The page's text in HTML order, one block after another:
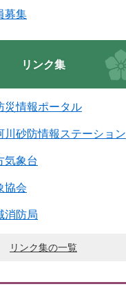
募集
リンク集
災情報ポータル
川砂防情報ステーション
気象台
協会
消防局
リンク集の一覧